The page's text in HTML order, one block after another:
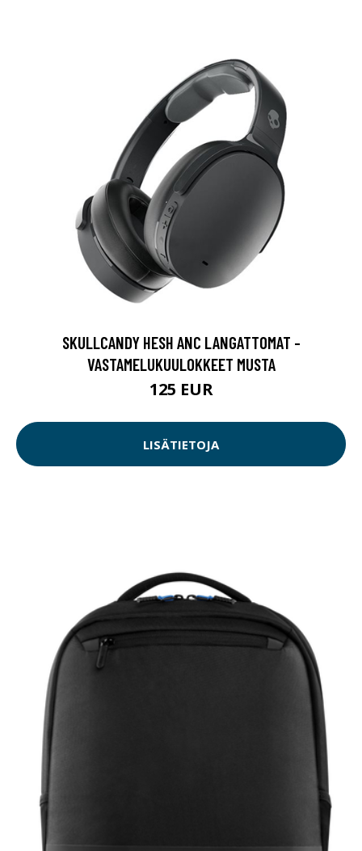
SKULLCANDY HESH ANC LANGATTOMAT -
VASTAMELUKUULOKKEET MUSTA
125 EUR
LISÄTIETOJA